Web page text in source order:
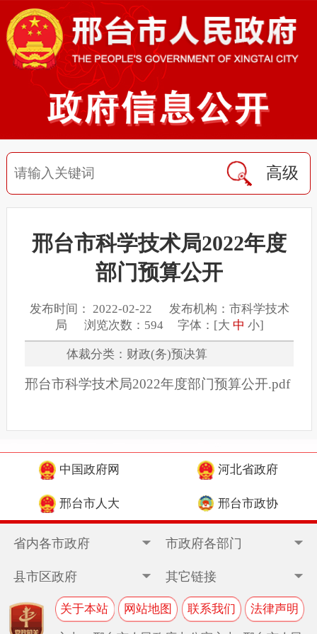
高级
邢台市科学技术局2022年度
部门预算公开
发布时间： 2022-02-22 发布机构：市科学技术
局 浏览次数：594 字体：[大 中 小]
体裁分类：财政(务)预决算
邢台市科学技术局2022年度部门预算公开.pdf
中国政府网 河北省政府
邢台市人大 邢台市政协
省内各市政府 市政府各部门
县市区政府 其它链接
关于本站 网站地图 联系我们 法律声明